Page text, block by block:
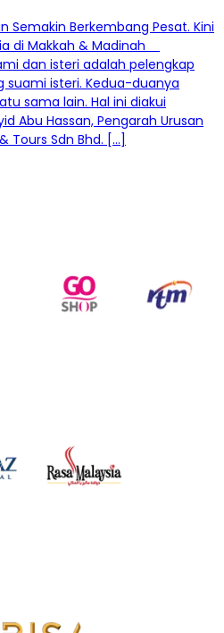
Semakin Berkembang Pesat. Kini
di Makkah & Madinah
dan isteri adalah pelengkap
suami isteri. Kedua-duanya
sama lain. Hal ini diakui
Abu Hassan, Pengarah Urusan
Tours Sdn Bhd. […]